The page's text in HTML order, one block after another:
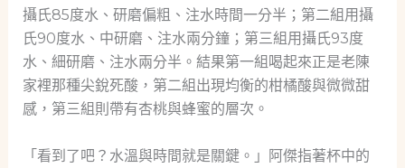
攝氏85度水、研磨偏粗、注水時間一分半；第二組用攝
氏90度水、中研磨、注水兩分鐘；第三組用攝氏93度
水、細研磨、注水兩分半。結果第一組喝起來正是老陳
家裡那種尖銳死酸，第二組出現均衡的柑橘酸與微微甜
感，第三組則帶有杏桃與蜂蜜的層次。
「看到了吧？水溫與時間就是關鍵。」阿傑指著杯中的